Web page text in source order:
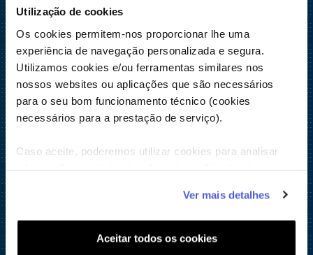
Utilização de cookies
Os cookies permitem-nos proporcionar lhe uma
experiência de navegação personalizada e segura.
Utilizamos cookies e/ou ferramentas similares nos
nossos websites ou aplicações que são necessários
para o seu bom funcionamento técnico (cookies
necessários para a prestação de serviço).
Caso aceite, poderemos utilizar cookies para analisar
funcionalidades (cookies de personalização e
funcionalidade) e adaptar anúncios aos seus interesses
(cookies de publicidade personalizada). Pode gerir a
Ver mais detalhes
Aceitar todos os cookies
9 – 1º 1600-404 Lisboa – Portugal É uma joint-venture,
constituída e igualmente detida pelos dois
parceiros NOS (50%) e AMC Networks International
Southern Europe (50%). Diretor de Programação Canal
Hollywood Paulo Lopes Bénard Guedes
ERC
Morada: Avenida 24 de Julho, n.º 58, 1200-869 Lisboa.
Tel: +351 210 107 000